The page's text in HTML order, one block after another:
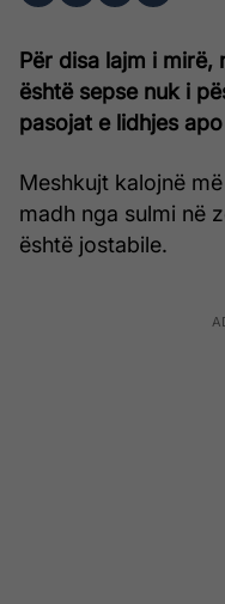
Për disa lajm i
është sepse nuk i
pasojat e lidhjes
Meshkujt kalojnë
madh nga sulmi në
është jostabile.